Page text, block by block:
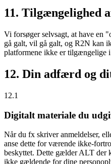
11. Tilgængelighed
Vi forsøger selvsagt, at have en
gå galt, vil gå galt, og R2N kan
platformene ikke er tilgængelige
12. Din adfærd og
12.1
Digitalt materiale du
Når du fx skriver anmeldelser,
anse dette for værende ikke-
beskyttet. Dette gælder ALT der
ikke gældende for dine